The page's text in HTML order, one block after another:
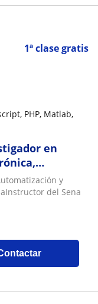
1ª clase gratis
PHP, Matlab,
en
Mecatrónica,
y
del Sena